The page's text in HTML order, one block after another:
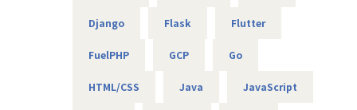
★転勤がない会社
範囲でプロジェクトを選定。
Django Flask Flutter
FuelPHP GCP Go
HTML/CSS Java JavaScript